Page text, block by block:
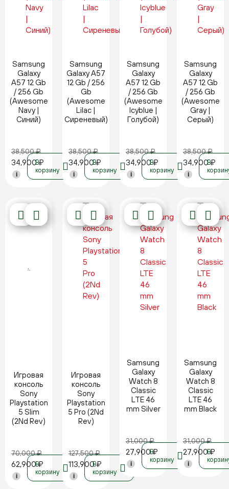
Samsung
Galaxy
A57 12 Gb
/ 256 Gb
(Awesome
Navy |
Синий)
38,500₽
34,900₽
i
В
корзину
Samsung
Galaxy A57
12 Gb / 256
Gb
(Awesome
Lilac |
Сиреневый)
38,500₽
34,900₽
i
В
корзину
Samsung
Galaxy
A57 12 Gb
/ 256 Gb
(Awesome
Icyblue |
Голубой)
38,500₽
34,900₽
i
В
корзину
Samsung
Galaxy
A57 12 Gb
/ 256 Gb
(Awesome
Gray |
Серый)
38,500₽
34,900₽
i
В
Игровая
консоль
Sony
Playstation
5 Slim
(2Nd Rev)
70,000₽
62,900₽
i
В
корзину
Игровая
консоль
Sony
Playstation
5 Pro (2Nd
Rev)
127,500₽
113,900₽
i
В
корзину
Samsung
Galaxy
Watch 8
Classic
LTE 46
mm Silver
31,000₽
27,900₽
i
В
корзину
Samsung
Galaxy
Watch 8
Classic
LTE 46
mm Black
31,000₽
27,900₽
i
В